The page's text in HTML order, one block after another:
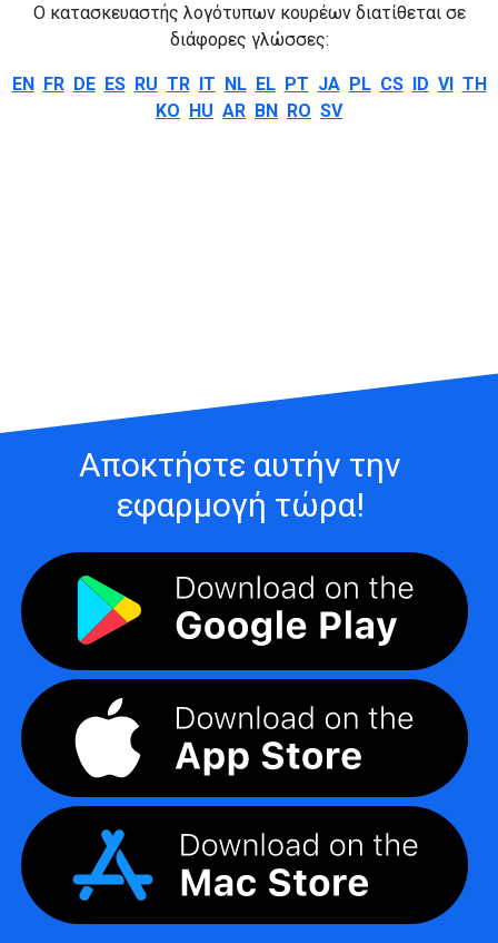
Ο κατασκευαστής λογότυπων κουρέων διατίθεται σε
διάφορες γλώσσες:
EN FR DE ES RU TR IT NL EL PT JA PL CS ID VI TH
KO HU AR BN RO SV
Αποκτήστε αυτήν την
εφαρμογή τώρα!